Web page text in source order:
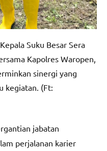
Suku Besar Sera
Kapolres Waropen,
sinergi yang
kegiatan. (Ft:
jabatan
perjalanan karier